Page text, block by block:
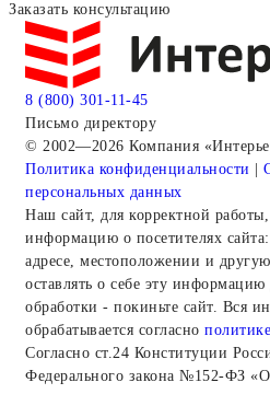
Заказать консультацию
8 (800) 301-11-45
Письмо директору
© 2002—2026 Компания
Политика конфиденциальности |
персональных данных
Наш сайт, для корректной
информацию о посетителях
адресе, местоположении и
оставлять о себе эту
обработки - покиньте сайт. Вся
обрабатывается согласно
Согласно ст.24 Конституции
Федерального закона №152-ФЗ